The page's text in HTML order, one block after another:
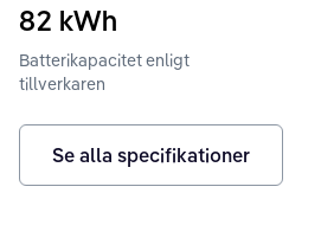
82 kWh
Batterikapacitet enligt
tillverkaren
Se alla specifikationer